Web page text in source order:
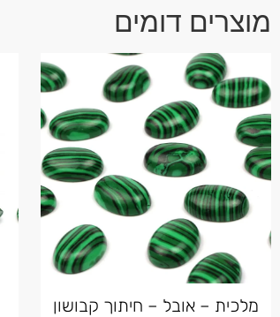
מוצרים דומים
מלכית – אובל – חיתוך קבושון